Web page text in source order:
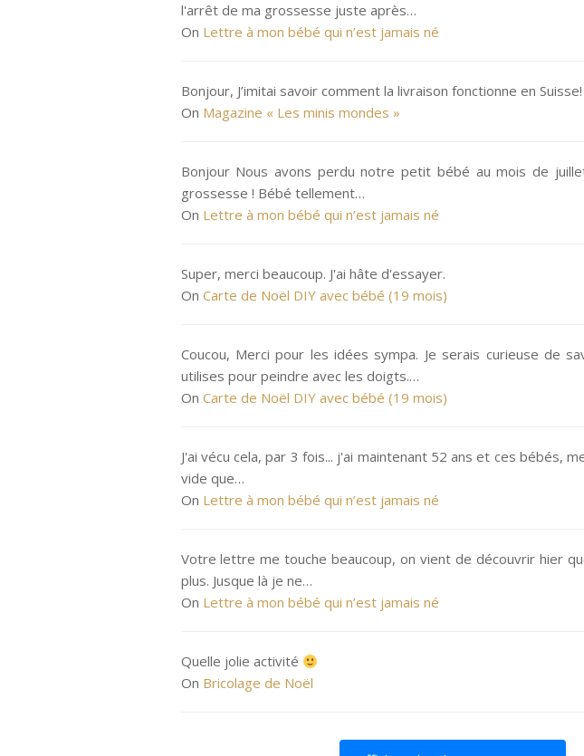
l'arrêt de ma grossesse juste après…
On Lettre à mon bébé qui n’est jamais né
Bonjour, J’imitai savoir comment la livraison fonctionne en
On Magazine « Les minis mondes »
Bonjour Nous avons perdu notre petit bébé au mois de
grossesse ! Bébé tellement…
On Lettre à mon bébé qui n’est jamais né
Super, merci beaucoup. J'ai hâte d'essayer.
On Carte de Noël DIY avec bébé (19 mois)
Coucou, Merci pour les idées sympa. Je serais curieuse de
utilises pour peindre avec les doigts.…
On Carte de Noël DIY avec bébé (19 mois)
J'ai vécu cela, par 3 fois... j'ai maintenant 52 ans et ces bébés,
vide que…
On Lettre à mon bébé qui n’est jamais né
Votre lettre me touche beaucoup, on vient de découvrir hier
plus. Jusque là je ne…
On Lettre à mon bébé qui n’est jamais né
Quelle jolie activité
On Bricolage de Noël